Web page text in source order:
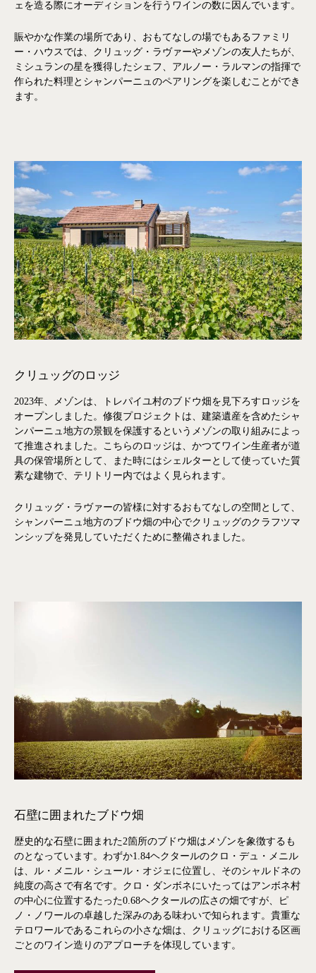
ェを造る際にオーディションを行うワインの数に因んでいます。
賑やかな作業の場所であり、おもてなしの場でもあるファミリ
ー・ハウスでは、クリュッグ・ラヴァーやメゾンの友人たちが、
ミシュランの星を獲得したシェフ、アルノー・ラルマンの指揮で
作られた料理とシャンパーニュのペアリングを楽しむことができ
ます。
クリュッグのロッジ
2023年、メゾンは、トレパイユ村のブドウ畑を見下ろすロッジを
オープンしました。修復プロジェクトは、建築遺産を含めたシャ
ンパーニュ地方の景観を保護するというメゾンの取り組みによっ
て推進されました。こちらのロッジは、かつてワイン生産者が道
具の保管場所として、また時にはシェルターとして使っていた質
素な建物で、テリトリー内ではよく見られます。
クリュッグ・ラヴァーの皆様に対するおもてなしの空間として、
シャンパーニュ地方のブドウ畑の中心でクリュッグのクラフツマ
ンシップを発見していただくために整備されました。
石壁に囲まれたブドウ畑
歴史的な石壁に囲まれた2箇所のブドウ畑はメゾンを象徴するも
のとなっています。わずか1.84ヘクタールのクロ・デュ・メニル
は、ル・メニル・シュール・オジェに位置し、そのシャルドネの
純度の高さで有名です。クロ・ダンボネにいたってはアンボネ村
の中心に位置するたった0.68ヘクタールの広さの畑ですが、ピ
ノ・ノワールの卓越した深みのある味わいで知られます。貴重な
テロワールであるこれらの小さな畑は、クリュッグにおける区画
ごとのワイン造りのアプローチを体現しています。